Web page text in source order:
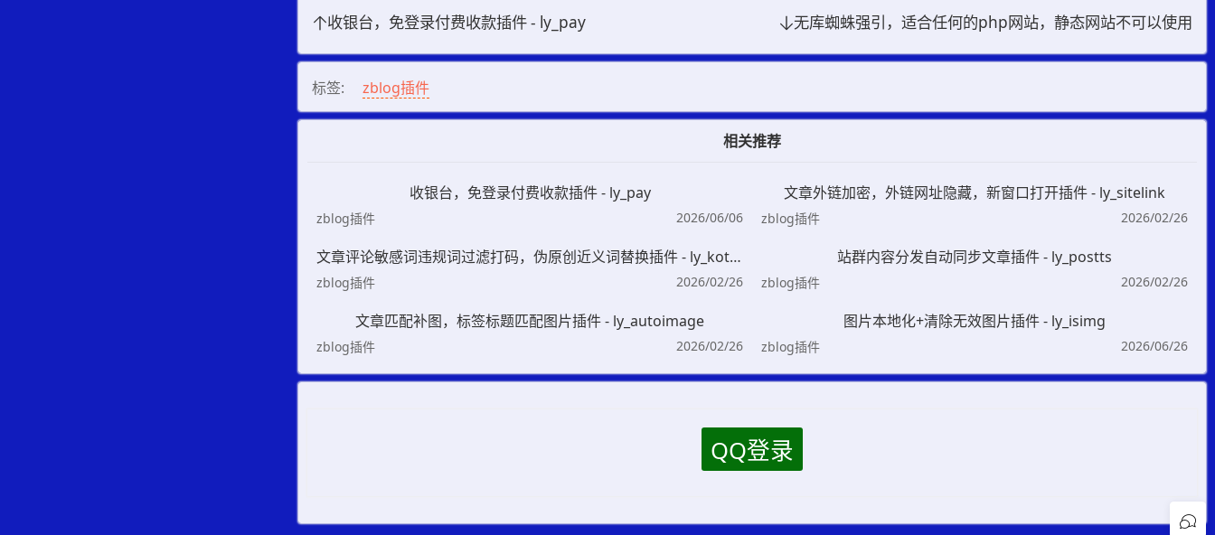
收银台，免登录付费收款插件 - ly_pay 无库蜘蛛强引，适合任何的php网站，静态网站不可以使用
标签: zblog插件
相关推荐
收银台，免登录付费收款插件 - ly_pay
zblog插件 2026/06/06
文章外链加密，外链网址隐藏，新窗口打开插件 - ly_sitelink
zblog插件 2026/02/26
文章评论敏感词违规词过滤打码，伪原创近义词替换插件 - ly_kotag
zblog插件 2026/02/26
站群内容分发自动同步文章插件 - ly_postts
zblog插件 2026/02/26
文章匹配补图，标签标题匹配图片插件 - ly_autoimage
zblog插件 2026/02/26
图片本地化+清除无效图片插件 - ly_isimg
zblog插件 2026/06/26
QQ登录